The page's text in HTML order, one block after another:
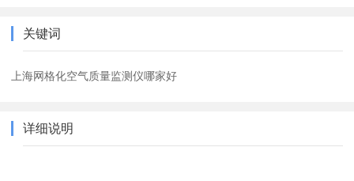
关键词
上海网格化空气质量监测仪哪家好
详细说明